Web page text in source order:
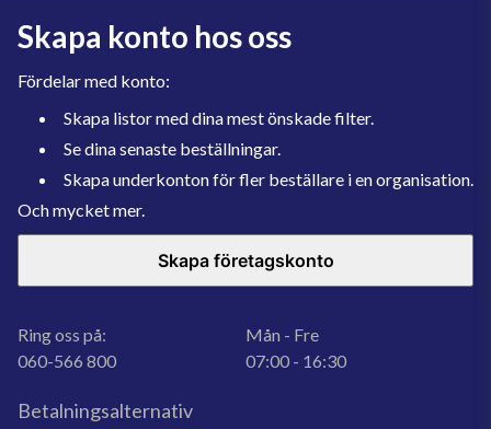
Skapa konto hos oss
Fördelar med konto:
Skapa listor med dina mest önskade filter.
Se dina senaste beställningar.
Skapa underkonton för fler beställare i en organisation.
Och mycket mer.
Skapa företagskonto
Ring oss på:
060-566 800
Mån - Fre
07:00 - 16:30
Betalningsalternativ